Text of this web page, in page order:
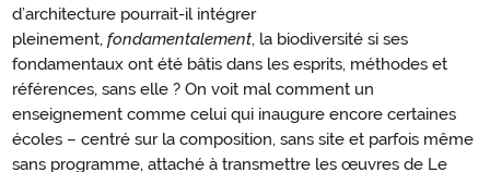
d’architecture pourrait-il intégrer
pleinement, fondamentalement, la biodiversité si ses
fondamentaux ont été bâtis dans les esprits, méthodes et
références, sans elle ? On voit mal comment un
enseignement comme celui qui inaugure encore certaines
écoles – centré sur la composition, sans site et parfois même
sans programme, attaché à transmettre les œuvres de Le